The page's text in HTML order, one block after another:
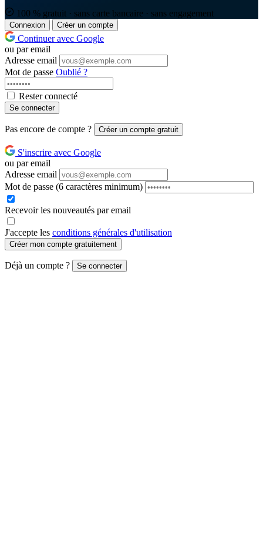
100 % gratuit · sans carte bancaire · sans engagement
Connexion Créer un compte
Continuer avec Google
ou par email
Adresse email
Mot de passe Oublié ?
Rester connecté
Se connecter
Pas encore de compte ? Créer un compte gratuit
S'inscrire avec Google
ou par email
Adresse email
Mot de passe (6 caractères minimum)
Recevoir les nouveautés par email
J'accepte les conditions générales d'utilisation
Créer mon compte gratuitement
Déjà un compte ? Se connecter